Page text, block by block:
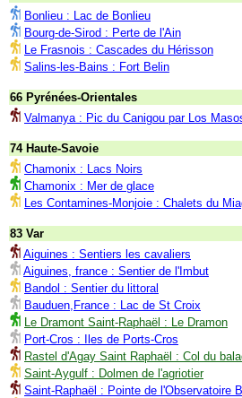
Bonlieu : Lac de Bonlieu
Bourg-de-Sirod : Perte de l'Ain
Le Frasnois : Cascades du Hérisson
Salins-les-Bains : Fort Belin
66 Pyrénées-Orientales
Valmanya : Pic du Canigou par Los
74 Haute-Savoie
Chamonix : Lacs Noirs
Chamonix : Mer de glace
Les Contamines-Monjoie : Chalets du
83 Var
Aiguines : Sentiers les cavaliers
Aiguines, france : Sentier de l'Imbut
Bandol : Sentier du littoral
Bauduen,France : Lac de St Croix
Le Dramont Saint-Raphaël : Le Dramon
Port-Cros : Iles de Ports-Cros
Rastel d'Agay Saint Raphaël : Col du
Saint-Aygulf : Dolmen de l'agriotier
Saint-Raphaël : Pointe de l'Observatoire